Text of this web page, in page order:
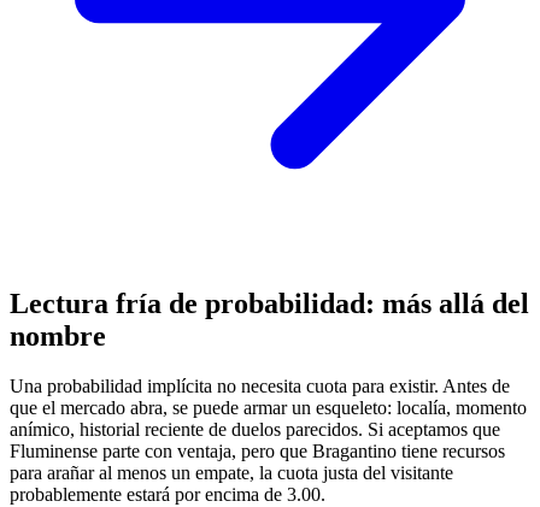
Lectura fría de probabilidad: más allá del
nombre
Una probabilidad implícita no necesita cuota para existir. Antes de
que el mercado abra, se puede armar un esqueleto: localía, momento
anímico, historial reciente de duelos parecidos. Si aceptamos que
Fluminense parte con ventaja, pero que Bragantino tiene recursos
para arañar al menos un empate, la cuota justa del visitante
probablemente estará por encima de 3.00.